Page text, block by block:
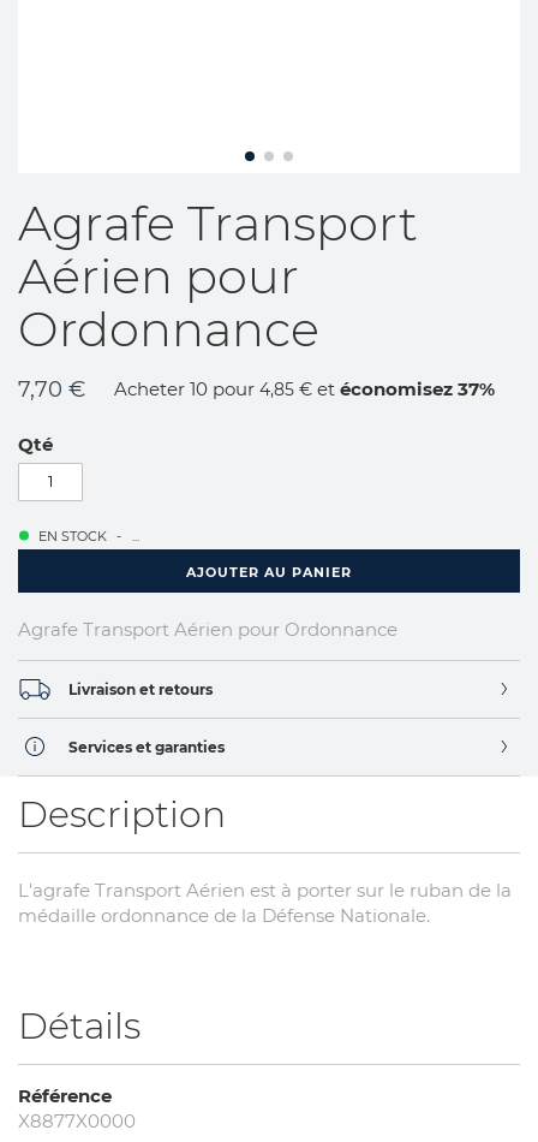
Agrafe Transport
Aérien pour
Ordonnance
7,70 € Acheter 10 pour 4,85 € et économisez37%
Qté
EN STOCK
AJOUTER AU PANIER
Agrafe Transport Aérien pour Ordonnance
Livraison et retours
Services et garanties
to
the
beginning
of
the
images
Description
L'agrafe Transport Aérien est à porter sur le ruban de la
médaille ordonnance de la Défense Nationale.
Détails
Référence
X8877X0000